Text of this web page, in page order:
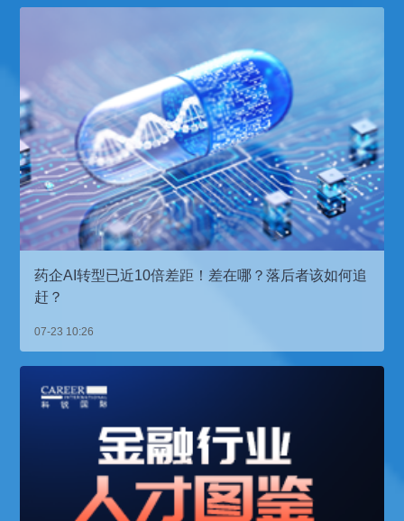
药企AI转型已近10倍差距！差在哪？落后者该如何追
赶？
07-23 10:26